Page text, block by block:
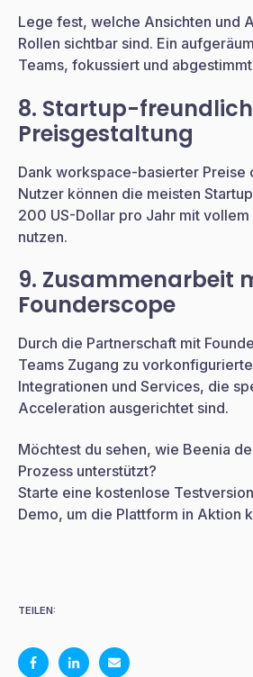
Lege fest, welche Ansichten und
Rollen sichtbar sind. Ein
Teams, fokussiert und
8. Startup-
Preisgestaltung
Dank workspace-basierter Preise
Nutzer können die meisten
200 US-Dollar pro Jahr mit vollem
nutzen.
9. Zusammenarbeit
Founderscope
Durch die Partnerschaft mit
Teams Zugang zu
Integrationen und Services, die
Acceleration ausgerichtet sind.
Möchtest du sehen, wie Beenia
Prozess unterstützt?
Starte eine kostenlose
Demo, um die Plattform in Aktion
TEILEN: